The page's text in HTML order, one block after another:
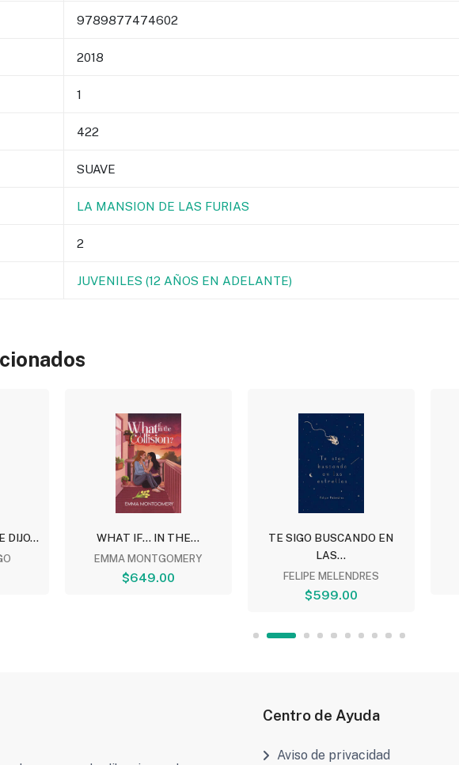
9789877474602
2018
1
422
SUAVE
LA MANSION DE LAS FURIAS
2
JUVENILES (12 AÑOS EN ADELANTE)
DIJO... WHAT IF... IN THE...
EMMA MONTGOMERY
$649.00
TE SIGO BUSCANDO EN
LAS...
FELIPE MELENDRES
$599.00
Centro de Ayuda
Aviso de privacidad